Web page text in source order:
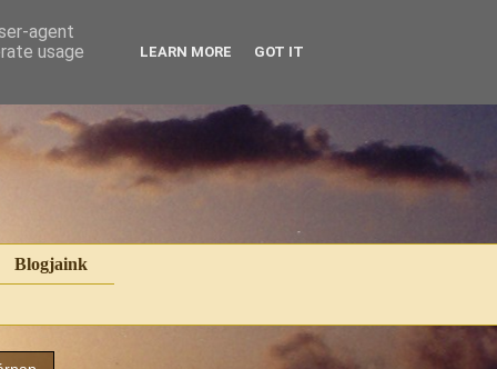
Blogjaink
agent
usage
LEARN MORE GOT IT